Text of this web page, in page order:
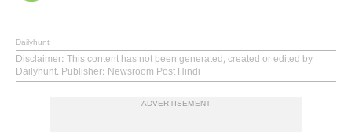
Dailyhunt
Disclaimer: This content has not been generated, created or edited by
Dailyhunt. Publisher: Newsroom Post Hindi
ADVERTISEMENT